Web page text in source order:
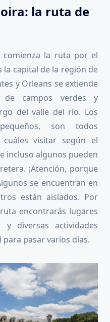
la ruta de
la ruta por el
la capital de la región de
y Orleans se extiende
de campos verdes y
del valle del río. Los
son todos
cuáles visitar según el
incluso algunos pueden
¡Atención, porque
se encuentran en
están aislados. Por
encontrarás lugares
y diversas actividades
pasar varios días.